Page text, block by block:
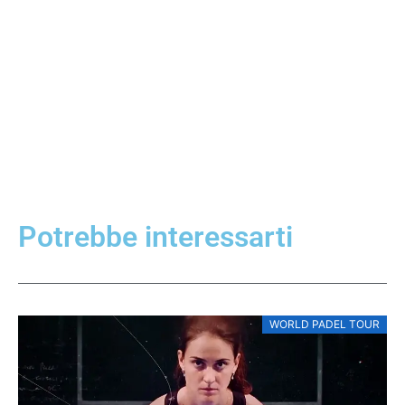
Potrebbe interessarti
WORLD PADEL TOUR